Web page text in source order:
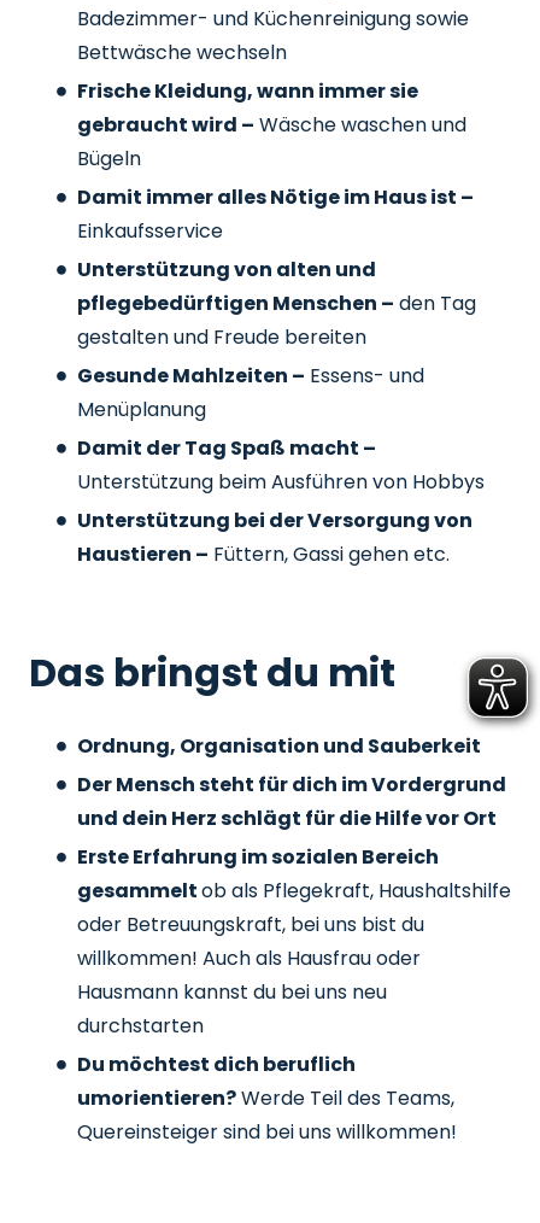
Badezimmer- und Küchenreinigung sowie
Bettwäsche wechseln
Frische Kleidung, wann immer sie
gebraucht wird – Wäsche waschen und
Bügeln
Damit immer alles Nötige im Haus ist –
Einkaufsservice
Unterstützung von alten und
pflegebedürftigen Menschen – den Tag
gestalten und Freude bereiten
Gesunde Mahlzeiten – Essens- und
Menüplanung
Damit der Tag Spaß macht –
Unterstützung beim Ausführen von Hobbys
Unterstützung bei der Versorgung von
Haustieren – Füttern, Gassi gehen etc.
Das bringst du mit
Ordnung, Organisation und Sauberkeit
Der Mensch steht für dich im Vordergrund
und dein Herz schlägt für die Hilfe vor Ort
Erste Erfahrung im sozialen Bereich
gesammeltob als Pflegekraft, Haushaltshilfe
oder Betreuungskraft, bei uns bist du
willkommen! Auch als Hausfrau oder
Hausmann kannst du bei uns neu
durchstarten
Du möchtest dich beruflich
umorientieren?Werde Teil des Teams,
Quereinsteiger sind bei uns willkommen!